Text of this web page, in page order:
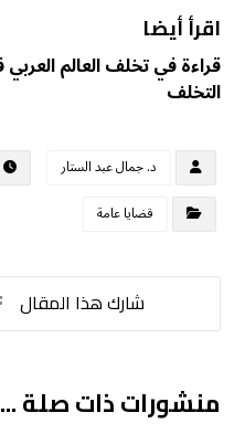
اقرأ أيضا
التخلف
د. جمال عبد الستار
قضايا عامة
منشورات ذات صلة ...